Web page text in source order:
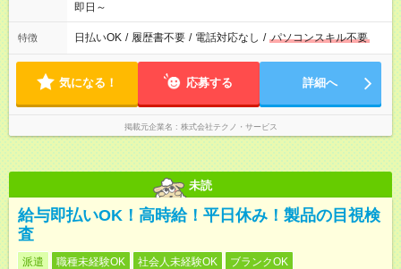
即日～
特徴 日払いOK / 履歴書不要 / 電話対応なし / パソコンスキル不要
気になる！ 応募する 詳細へ
掲載元企業名 株式会社テクノ・サービス
未読
給与即払いOK！高時給！平日休み！製品の目視検
査
派遣 職種未経験OK 社会人未経験OK
ブランクOK